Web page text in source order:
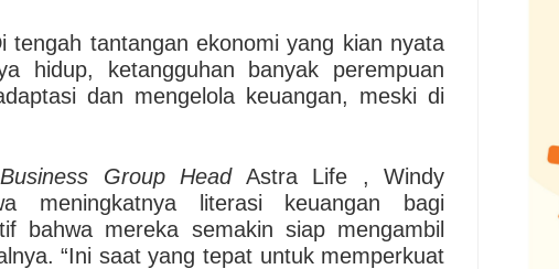
tengah tantangan ekonomi yang kian nyata
hidup, ketangguhan banyak perempuan
dan mengelola keuangan, meski di
Group HeadAstra Life , Windy
meningkatnya literasi keuangan bagi
bahwa mereka semakin siap mengambil
“Ini saat yang tepat untuk memperkuat